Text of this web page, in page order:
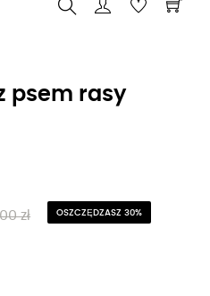
psem rasy
zł OSZCZĘDZASZ 30%